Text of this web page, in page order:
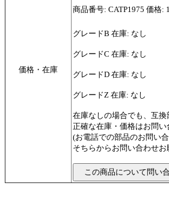
価格・在庫
商品番号: CATP1975 価格:
グレードB 在庫: なし
グレードC 在庫: なし
グレードD 在庫: なし
グレードZ 在庫: なし
在庫なしの場合でも、互
正確な在庫・価格はお問い
(お電話での部品のお問い
そちらからお問い合わせ